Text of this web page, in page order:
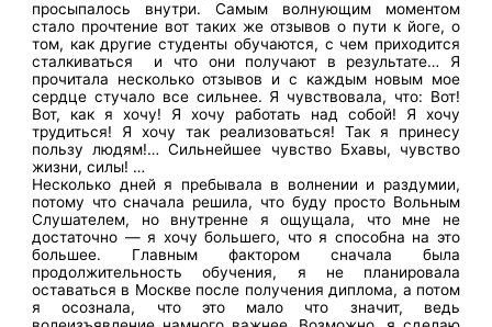
просыпалось внутри. Самым волнующим моментом
стало прочтение вот таких же отзывов о пути к йоге, о
том, как другие студенты обучаются, с чем приходится
сталкиваться и что они получают в результате… Я
прочитала несколько отзывов и с каждым новым мое
сердце стучало все сильнее. Я чувствовала, что: Вот!
Вот, как я хочу! Я хочу работать над собой! Я хочу
трудиться! Я хочу так реализоваться! Так я принесу
пользу людям!… Сильнейшее чувство Бхавы, чувство
жизни, силы! …
Несколько дней я пребывала в волнении и раздумии,
потому что сначала решила, что буду просто Вольным
Слушателем, но внутренне я ощущала, что мне не
достаточно — я хочу большего, что я способна на это
большее. Главным фактором сначала была
продолжительность обучения, я не планировала
оставаться в Москве после получения диплома, а потом
я осознала, что это мало что значит, ведь